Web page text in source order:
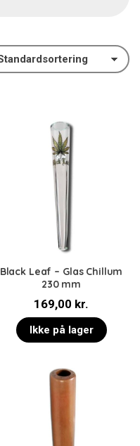
Black Leaf – Glas Chillum
230 mm
169,00 kr.
Ikke på lager